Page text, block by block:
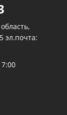
эл.почта: